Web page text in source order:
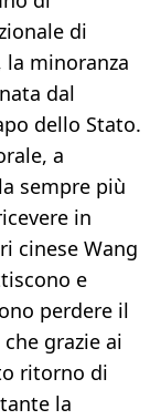
di
la minoranza
dal
dello Stato.
a
sempre più
in
cinese Wang
e
perdere il
grazie ai
ritorno di
la